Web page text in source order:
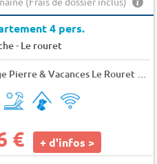
4 pers.
- Le rouret
€ + d'infos >